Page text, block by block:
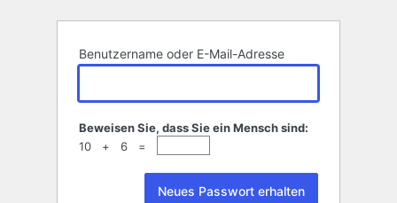
Benutzername oder E-Mail-Adresse
Beweisen Sie, dass Sie ein Mensch sind:
10 + 6 =